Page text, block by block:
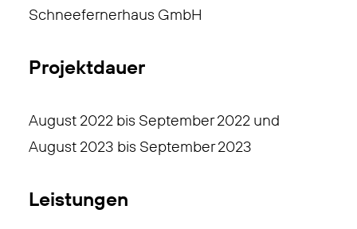
Schneefernerhaus GmbH
Projektdauer
August 2022 bis September 2022 und
August 2023 bis September 2023
Leistungen